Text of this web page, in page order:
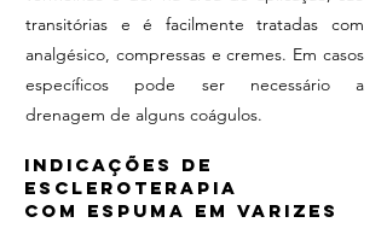
transitórias e é facilmente tratadas com
analgésico, compressas e cremes. Em casos
específicos pode ser necessário a
drenagem de alguns coágulos.
INDICAÇÕES DE
ESCLEROTERAPIA
COM ESPUMA EM VARIZES